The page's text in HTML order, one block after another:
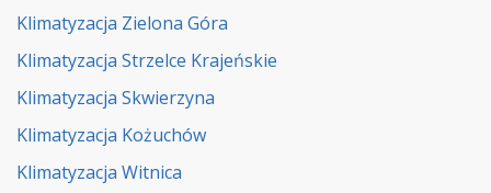
Klimatyzacja Zielona Góra
Klimatyzacja Strzelce Krajeńskie
Klimatyzacja Skwierzyna
Klimatyzacja Kożuchów
Klimatyzacja Witnica